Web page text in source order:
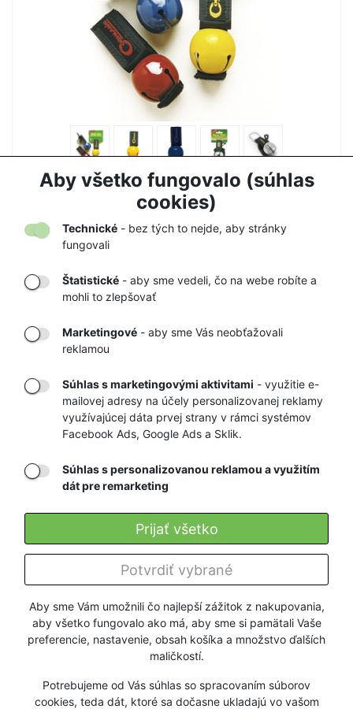
Aby všetko fungovalo (súhlas
cookies)
Aby sme Vám umožnili čo najlepší zážitok z nakupovania,
aby všetko fungovalo ako má, aby sme si pamätali Vaše
preferencie, nastavenie, obsah košíka a množstvo ďalších
maličkostí.
Potrebujeme od Vás súhlas so spracovaním súborov
cookies, teda dát, ktoré sa dočasne ukladajú vo vašom
Technické - bez tých to nejde, aby stránky
fungovali
Štatistické - aby sme vedeli, čo na webe robíte a
mohli to zlepšovať
Marketingové - aby sme Vás neobťažovali
reklamou
Súhlas s marketingovými aktivitami - využitie e-
mailovej adresy na účely personalizovanej reklamy
využívajúcej dáta prvej strany v rámci systémov
Facebook Ads, Google Ads a Sklik.
Súhlas s personalizovanou reklamou a využitím
dát pre remarketing
Potvrdiť vybrané
Prijať všetko
ZVONČEK NA MEDVEDE COGHLANS
7,50 € 7,90 €
TOVARU AŽ K
VÁM DOMOV
OBCHOD
RÝCHLE
DORUČENIE
GARANCIA
NAJNIŽŠÍCH CIEN
Firmy a organizácie